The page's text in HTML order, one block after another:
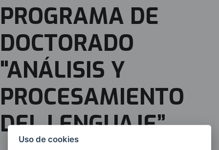
PROGRAMA DE
DOCTORADO
"ANÁLISIS Y
PROCESAMIENTO
DEL LENGUAJE”
Uso de cookies